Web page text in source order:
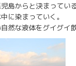
島からと決まっている
に染まっていく。
然な液体をグイグイ